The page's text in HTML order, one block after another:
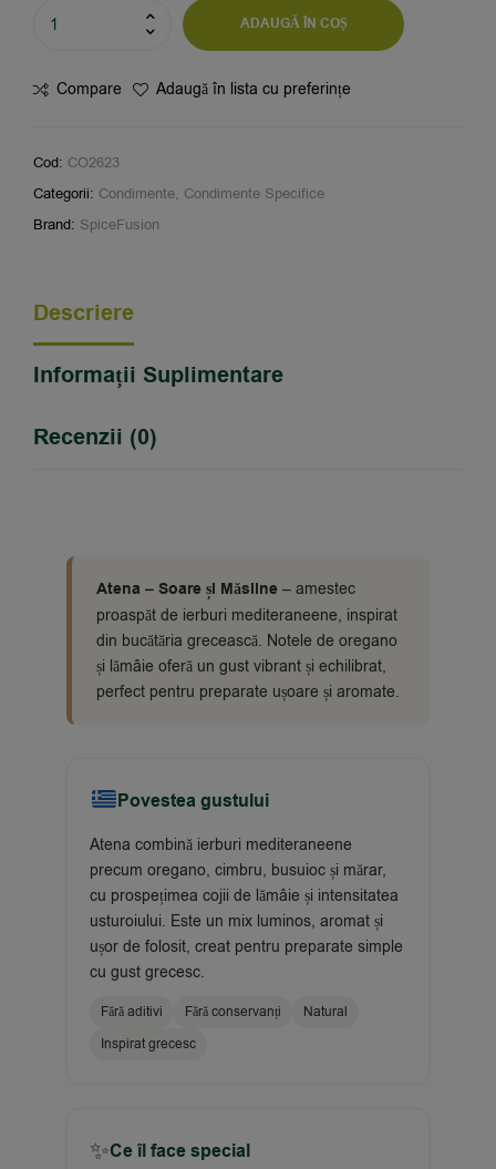
ADAUGĂ ÎN COȘ
Compare Adaugă în lista cu preferințe
Cod: CO2623
Categorii: Condimente, Condimente Specifice
Brand: SpiceFusion
Descriere
Informații Suplimentare
Recenzii (0)
Atena – Soare și Măsline – amestec
proaspăt de ierburi mediteraneene, inspirat
din bucătăria grecească. Notele de oregano
și lămâie oferă un gust vibrant și echilibrat,
perfect pentru preparate ușoare și aromate.
Povestea gustului
Atena combină ierburi mediteraneene
precum oregano, cimbru, busuioc și mărar,
cu prospețimea cojii de lămâie și intensitatea
usturoiului. Este un mix luminos, aromat și
ușor de folosit, creat pentru preparate simple
cu gust grecesc.
Fără aditivi Fără conservanți
Natural
Inspirat grecesc
✨Ce îl face special